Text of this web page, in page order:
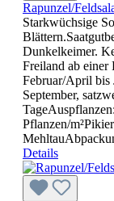
Rapunzel/
Starkwüchsige
Dunkelkeimer.
Freiland ab einer
Februar/April bis
September,
Pflanzen/
Details